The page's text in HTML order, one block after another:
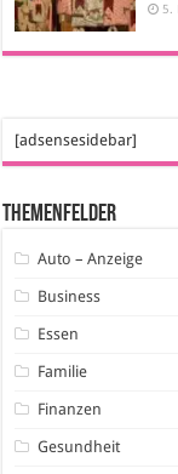
5.
[adsensesidebar]
Themenfelder
Auto – Anzeige
Business
Essen
Familie
Finanzen
Gesundheit